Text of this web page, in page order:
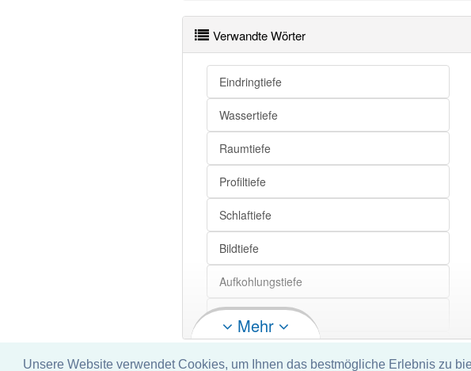
Unsere Website verwendet Cookies, um Ihnen das bestmögliche Erlebnis zu
Verwandte Wörter
Eindringtiefe
Wassertiefe
Raumtiefe
Profiltiefe
Schlaftiefe
Bildtiefe
Aufkohlungstiefe
Auswaschtiefe
Mehr